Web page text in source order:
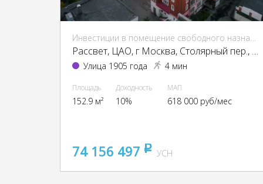
Инвестиции в помещение свободного назначения (ПСН)
Рассвет, ЦАО, г Москва, Столярный пер., 3, кор. 1-13, 15
Улица 1905 года 4 мин
Площадь
152.9 м²
Доходность
10%
МАП
618 000 руб/мес
74 156 497 pуб
УСН